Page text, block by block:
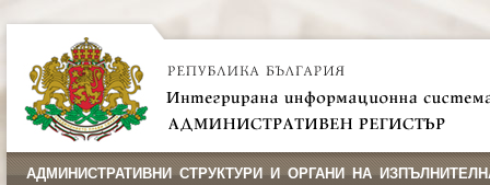
АДМИНИСТРАТИВНИ СТРУКТУРИ И ОРГАНИ НА